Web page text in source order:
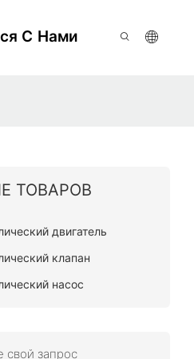
С Нами
ТОВАРОВ
двигатель
клапан
насос
свой запрос